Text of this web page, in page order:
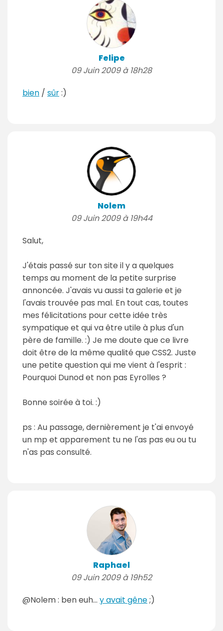
Felipe
09 Juin 2009 à 18h28
bien / sûr:)
Nolem
09 Juin 2009 à 19h44
Salut,
J'étais passé sur ton site il y a quelques
temps au moment de la petite surprise
annoncée. J'avais vu aussi ta galerie et je
l'avais trouvée pas mal. En tout cas, toutes
mes félicitations pour cette idée très
sympatique et qui va être utile à plus d'un
père de famille. :) Je me doute que ce livre
doit être de la même qualité que CSS2. Juste
une petite question qui me vient à l'esprit :
Pourquoi Dunod et non pas Eyrolles ?
Bonne soirée à toi. :)
ps : Au passage, dernièrement je t'ai envoyé
un mp et apparement tu ne l'as pas eu ou tu
n'as pas consulté.
Raphael
09 Juin 2009 à 19h52
@Nolem : ben euh... y avait gêne;)